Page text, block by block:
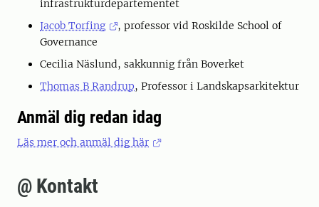
infrastrukturdepartementet
Jacob Torfing
, professor vid Roskilde School of
Governance
Cecilia Näslund, sakkunnig från Boverket
Thomas B Randrup, Professor i Landskapsarkitektur
Anmäl dig redan idag
Läs mer och anmäl dig här
@ Kontakt